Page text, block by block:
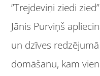
”Trejdeviņi ziedi
Jānis Purviņš
un dzīves
domāšanu, kam